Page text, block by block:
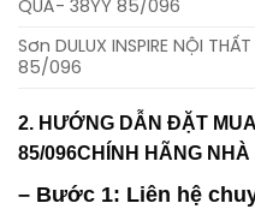
QUẢ- 38YY 85/096
Sơn DULUX INSPIRE NỘI
85/096
2. HƯỚNG DẪN ĐẶT
85/096CHÍNH HÃNG NHÀ
– Bước 1: Liên hệ